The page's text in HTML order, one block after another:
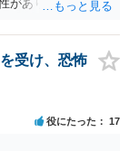
があります。
受け、恐怖
役にたった 17